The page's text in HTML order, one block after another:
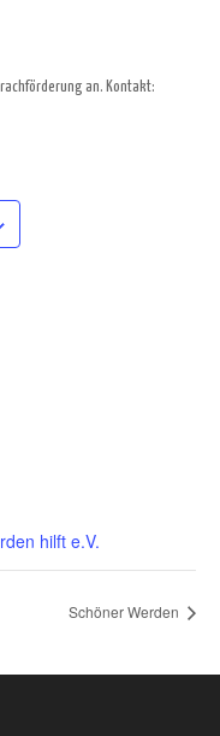
an. Kontakt:
hilft e.V.
Schöner Werden